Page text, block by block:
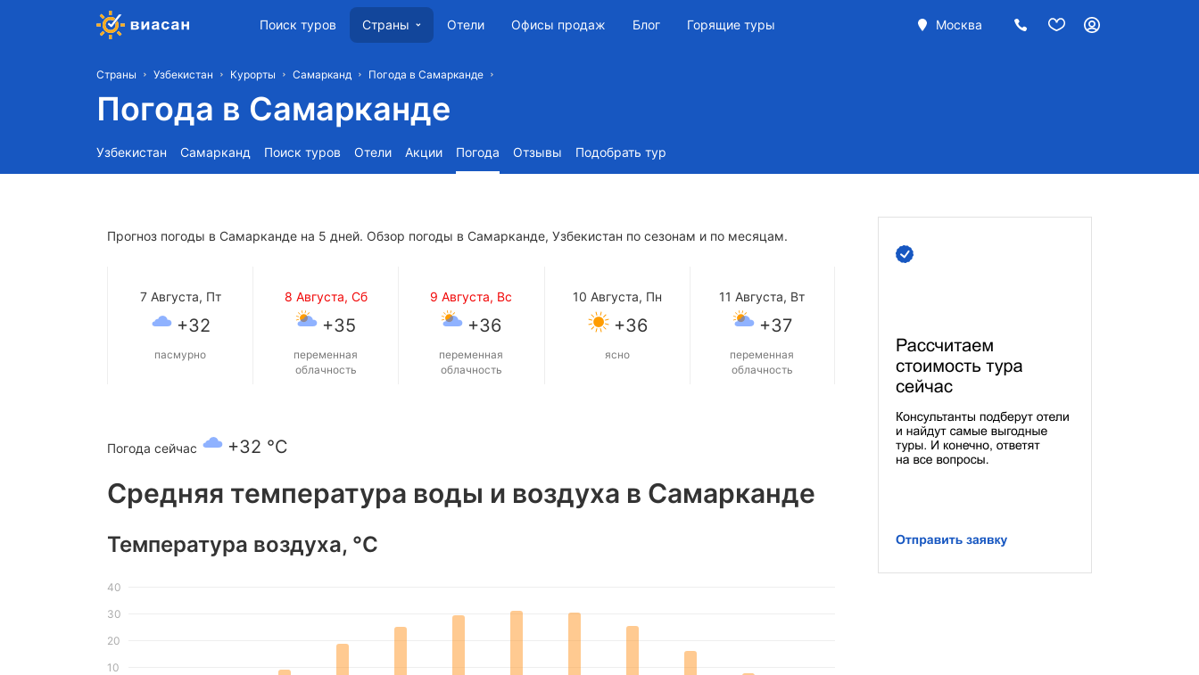
Москва
Поиск туров Страны Отели Офисы продаж Блог Горящие туры
Страны Узбекистан Курорты Самарканд Погода в Самарканде
Погода в Самарканде
Узбекистан Самарканд Поиск туров Отели Акции Погода Отзывы Подобрать тур
Прогноз погоды в Самарканде на 5 дней. Обзор погоды в Самарканде, Узбекистан по сезонам и по месяцам.
7 Августа, Пт
+32
пасмурно
8 Августа, Сб
+35
переменная
облачность
9 Августа, Вс
+36
переменная
облачность
10 Августа, Пн
+36
ясно
11 Августа, Вт
+37
переменная
облачность
Погода сейчас +32 °C
Средняя температура воды и воздуха в Самарканде
Температура воздуха, °C
40
30
20
10